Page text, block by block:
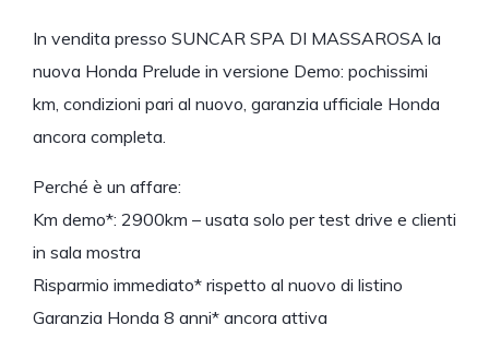
In vendita presso SUNCAR SPA DI MASSAROSA la
nuova Honda Prelude in versione Demo: pochissimi
km, condizioni pari al nuovo, garanzia ufficiale Honda
ancora completa.
Perché è un affare:
Km demo*: 2900km – usata solo per test drive e clienti
in sala mostra
Risparmio immediato* rispetto al nuovo di listino
Garanzia Honda 8 anni* ancora attiva